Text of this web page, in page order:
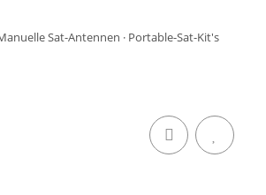
Sat-Antennen · Portable-Sat-Kit's